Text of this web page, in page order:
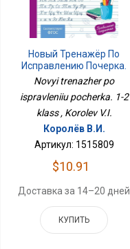
Новый Тренажёр По
Исправлению Почерка.
1-2 Класс
Novyi trenazher po
ispravleniiu pocherka. 1-2
klass , Korolev V.I.
Королёв В.И.
Артикул: 1515809
$10.91
Доставка за 14–20 дней
КУПИТЬ